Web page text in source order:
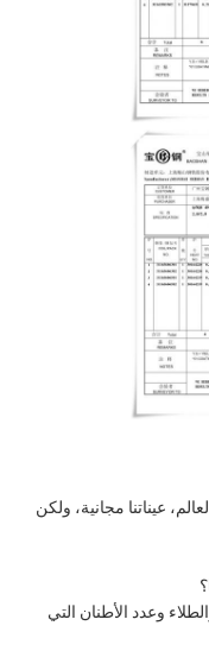
عيناتنا مجانية، ولكن
وعدد الأطنان التي